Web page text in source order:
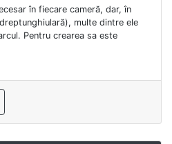
în fiecare cameră, dar, în
multe dintre ele
Pentru crearea sa este